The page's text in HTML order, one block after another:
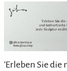
gibus.bordeaux
'Erleben Sie